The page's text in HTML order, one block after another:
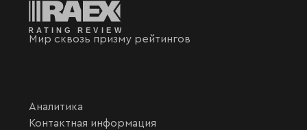
Мир сквозь призму рейтингов
Аналитика
Контактная информация